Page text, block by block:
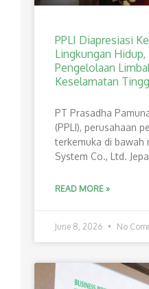
PPLI Diapresiasi
Lingkungan
Pengelolaan
Keselamatan
PT Prasadha
(PPLI), perusahaan
terkemuka di bawah
System Co., Ltd.
READ MORE »
June 8, 2026 No